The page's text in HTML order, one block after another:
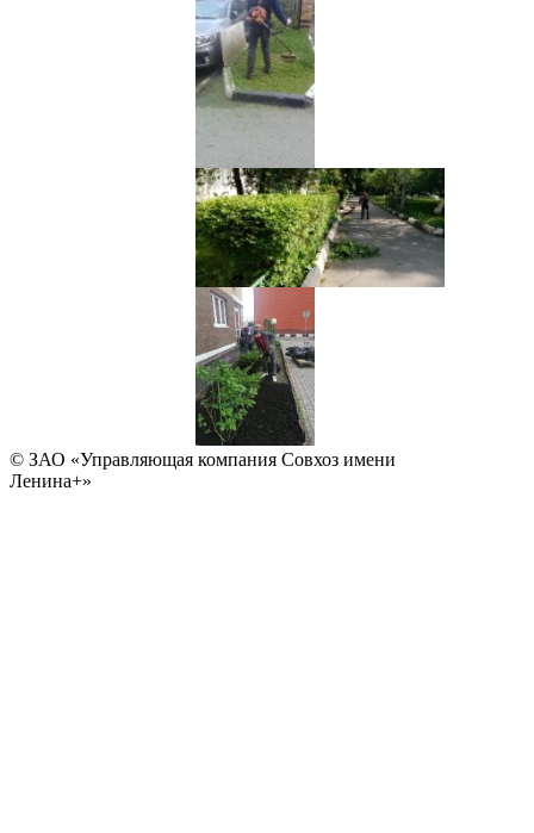
© ЗАО «Управляющая компания Совхоз имени
Ленина+»